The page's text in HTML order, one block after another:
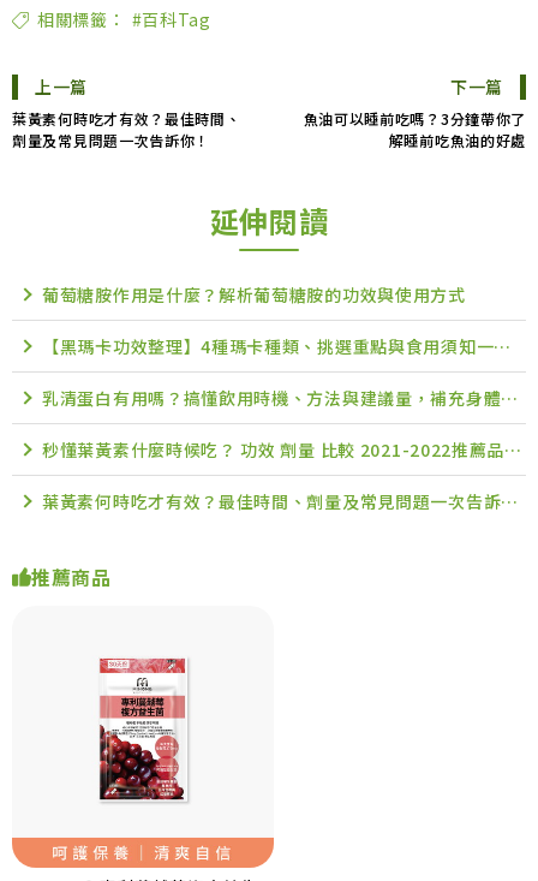
相關標籤： #百科Tag
上一篇
葉黃素何時吃才有效？最佳時間、
劑量及常見問題一次告訴你！
下一篇
魚油可以睡前吃嗎？3分鐘帶你了
解睡前吃魚油的好處
延伸閱讀
葡萄糖胺作用是什麼？解析葡萄糖胺的功效與使用方式
【黑瑪卡功效整理】4種瑪卡種類、挑選重點與食用須知一次掌握
乳清蛋白有用嗎？搞懂飲用時機、方法與建議量，補充身體所需營養
秒懂葉黃素什麼時候吃？ 功效 劑量 比較 2021-2022推薦品牌 懶人包 PTT Dcard
葉黃素何時吃才有效？最佳時間、劑量及常見問題一次告訴你！
推薦商品